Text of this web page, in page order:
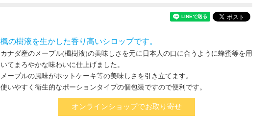
楓の樹液を生かした香り高いシロップです。
カナダ産のメープル(楓樹液)の美味しさを元に日本人の口に合うように蜂蜜等を用
いてまろやかな味わいに仕上げました。
メープルの風味がホットケーキ等の美味しさを引き立てます。
使いやすく衛生的なポーションタイプの個包装ですので便利です。
オンラインショップでお取り寄せ